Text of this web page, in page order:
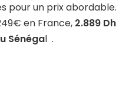
pour un prix abordable.
en France, 2.889 Dh
Sénégal .